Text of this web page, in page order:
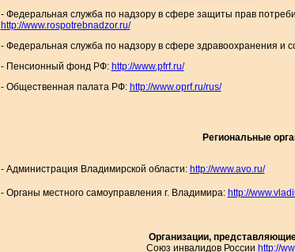
- Федеральная служба по надзору в сфере защиты прав
http://www.rospotrebnadzor.ru/
- Федеральная служба по надзору в сфере здравоохранения и
- Пенсионный фонд РФ: http://www.pfrf.ru/
- Общественная палата РФ: http://www.oprf.ru/rus/
Региональные
- Администрация Владимирской области: http://www.avo.ru/
- Органы местного самоуправления г. Владимира: http://
Организации,
Союз инвалидов России http://